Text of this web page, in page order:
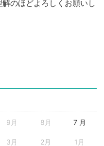
のほどよろしくお願いし
9月 8月 7 月
3月 2月 1月